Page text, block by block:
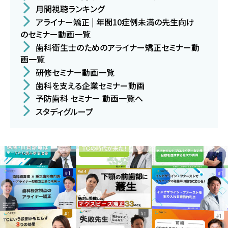
月間視聴ランキング
アライナー矯正 | 年間10症例未満の先生向け
のセミナー動画一覧
歯科衛生士のためのアライナー矯正セミナー動
画一覧
研修セミナー動画一覧
歯科を支える企業セミナー動画
予防歯科 セミナー 動画一覧へ
スタディグループ